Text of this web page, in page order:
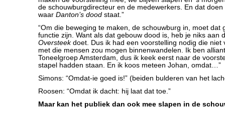
de schouwburgdirecteur en de medewerkers. En dat
waar Danton’s dood staat.”
“Om die beweging te maken, de schouwburg in, moet dat
functie zijn. Want als dat gebouw dood is, heb je niks aan
Oversteekdoet. Dus ik had een voorstelling nodig die niet
met die mensen zou mogen binnenwandelen. Ik ben
Toneelgroep Amsterdam, dus ik keek eerst naar de
stapel hadden staan. En ik koos meteen Johan, omdat…”
Simons: “Omdat-ie goed is!” (beiden bulderen van het
Roosen: “Omdat ik dacht: hij laat dat toe.”
Maar kan het publiek dan ook mee slapen in de